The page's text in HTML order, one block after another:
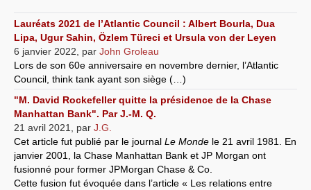
Lauréats 2021 de l’Atlantic Council : Albert Bourla, Dua
Lipa, Ugur Sahin, Özlem Türeci et Ursula von der Leyen
6 janvier 2022
par John Groleau
Lors de son 60e anniversaire en novembre dernier, l’Atlantic
Council, think tank ayant son siège (…)
"M. David Rockefeller quitte la présidence de la Chase
Manhattan Bank". Par J.-M. Q.
21 avril 2021
par J.G.
Cet article fut publié par le journal Le Monde le 21 avril 1981. En
janvier 2001, la Chase Manhattan Bank et JP Morgan ont
fusionné pour former JPMorgan Chase & Co.
Cette fusion fut évoquée dans l’article « Les relations entre